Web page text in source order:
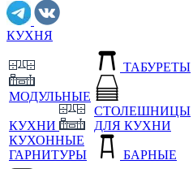
КУХНЯ
МОДУЛЬНЫЕ
КУХНИ
КУХОННЫЕ
ГАРНИТУРЫ
ТАБУРЕТЫ
СТОЛЕШНИЦЫ
ДЛЯ КУХНИ
БАРНЫЕ